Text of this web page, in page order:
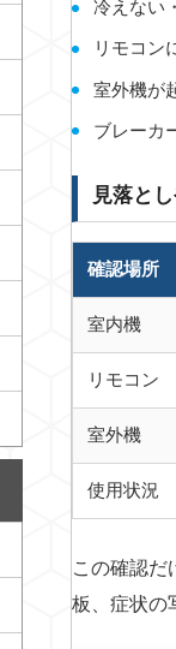
冷えない
リモコン
室外機が
ブレーカ
見落と
確認場所
室内機
リモコン
室外機
使用状況
この確認だ
板、症状の